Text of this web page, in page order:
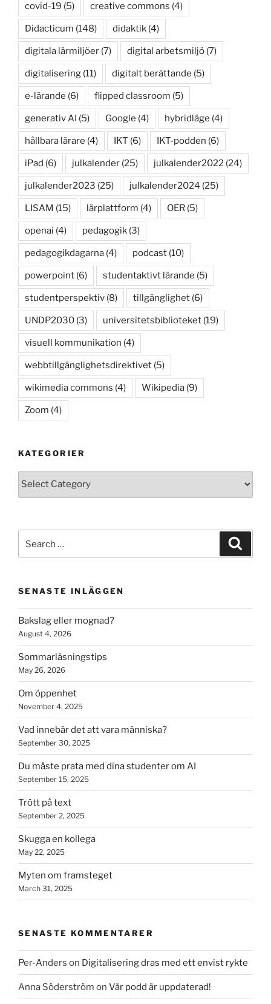
covid-19 (5) creative commons (4)
Didacticum (148) didaktik (4)
digitala lärmiljöer (7) digital arbetsmiljö (7)
digitalisering (11) digitalt berättande (5)
e-lärande (6) flipped classroom (5)
generativ AI (5) Google (4) hybridläge (4)
hållbara lärare (4) IKT (6) IKT-podden (6)
iPad (6) julkalender (25) julkalender2022 (24)
julkalender2023 (25) julkalender2024 (25)
LISAM (15) lärplattform (4) OER (5)
openai (4) pedagogik (3)
pedagogikdagarna (4) podcast (10)
powerpoint (6) studentaktivt lärande (5)
studentperspektiv (8) tillgänglighet (6)
UNDP2030 (3) universitetsbiblioteket (19)
visuell kommunikation (4)
webbtillgänglighetsdirektivet (5)
wikimedia commons (4) Wikipedia (9)
Zoom (4)
KATEGORIER
Kategorier
for:
SENASTE INLÄGGEN
Bakslag eller mognad?
August 4, 2026
Sommarläsningstips
May 26, 2026
Om öppenhet
November 4, 2025
Vad innebär det att vara människa?
September 30, 2025
Du måste prata med dina studenter om AI
September 15, 2025
Trött på text
September 2, 2025
Skugga en kollega
May 22, 2025
Myten om framsteget
March 31, 2025
SENASTE KOMMENTARER
Per-Anders on Digitalisering dras med ett envist rykte
Anna Söderström on Vår podd är uppdaterad!